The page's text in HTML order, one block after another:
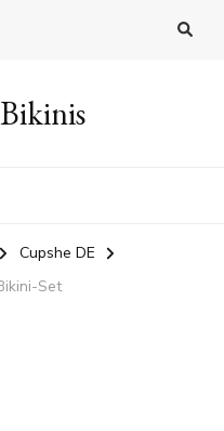
Cupshe DE
Set